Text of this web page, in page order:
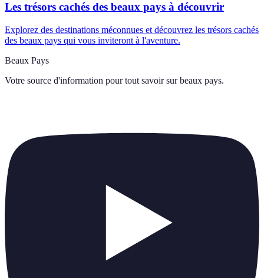
Les trésors cachés des beaux pays à découvrir
Explorez des destinations méconnues et découvrez les trésors cachés
des beaux pays qui vous inviteront à l'aventure.
Beaux Pays
Votre source d'information pour tout savoir sur beaux pays.